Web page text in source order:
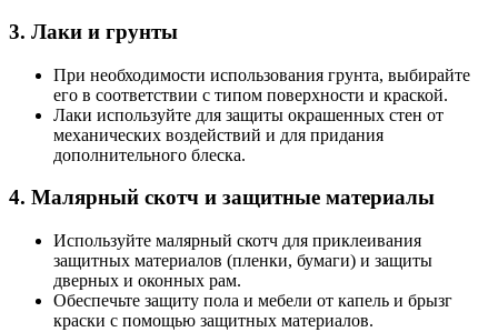
3. Лаки и грунты
При необходимости использования грунта, выбирайте
его в соответствии с типом поверхности и краской.
Лаки используйте для защиты окрашенных стен от
механических воздействий и для придания
дополнительного блеска.
4. Малярный скотч и защитные материалы
Используйте малярный скотч для приклеивания
защитных материалов (пленки, бумаги) и защиты
дверных и оконных рам.
Обеспечьте защиту пола и мебели от капель и брызг
краски с помощью защитных материалов.